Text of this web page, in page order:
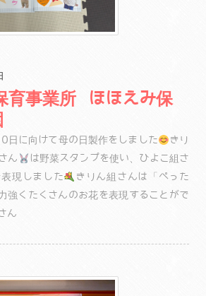
育事業所 ほほえみ保
日に向けて母の日製作をしました
きり
ん
は野菜スタンプを使い、ひよこ組さ
現しました
きりん組さんは「ぺった
強くたくさんのお花を表現することがで
ん